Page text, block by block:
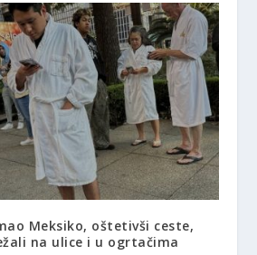
Meksiko, oštetivši ceste,
na ulice i u ogrtačima